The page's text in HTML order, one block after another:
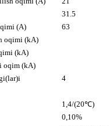
31.5
(A)
63
oqimi (kA)
(kA)
oqim (kA)
4
1,4/(20℃)
0,10%